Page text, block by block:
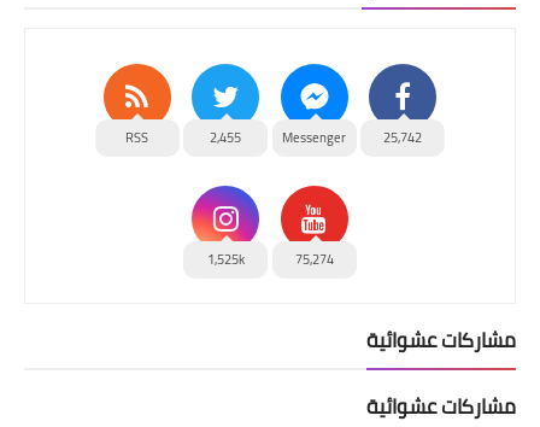
25,742
Messenger
2,455
RSS
75,274
1,525k
مشاركات عشوائية
مشاركات عشوائية